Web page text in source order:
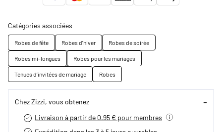
Catégories associées
Robes de fête Robes d'hiver
Robes de soirée
Robes mi-longues
Robes pour les mariages
Tenues d’invitées de mariage
Robes
Chez Zizzi, vous obtenez
Livraison à partir de 0.95 € pour membres